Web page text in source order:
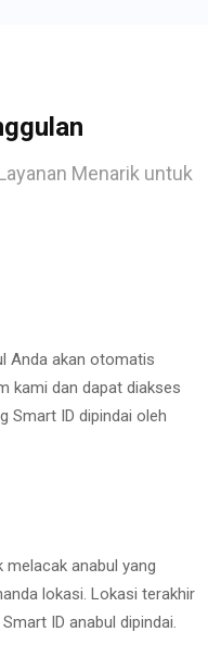
Menarik untuk
Anda akan otomatis
kami dan dapat diakses
Smart ID dipindai oleh
anabul yang
lokasi. Lokasi terakhir
ID anabul dipindai.